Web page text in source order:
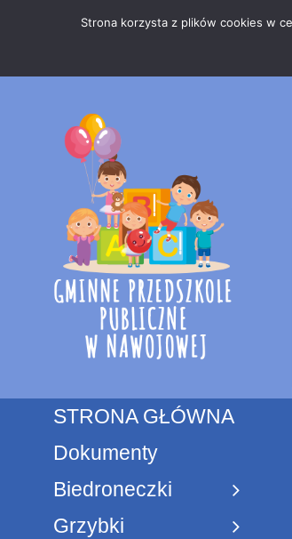
STRONA GŁÓWNA
Dokumenty
Biedroneczki
Grzybki
Strona korzysta z plików cookies w